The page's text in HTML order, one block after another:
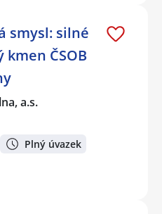
smysl: silné
ČSOB
a.s.
Plný úvazek